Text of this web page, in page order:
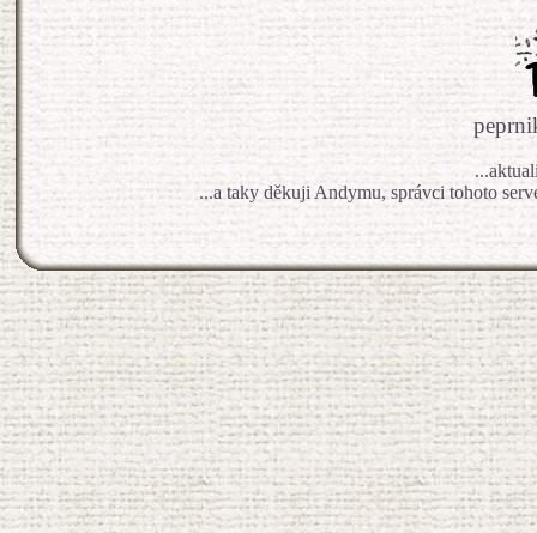
...a taky děkuji Andymu, správci tohoto